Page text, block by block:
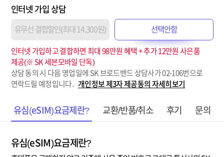
인터넷 가입 상담
유무선 결합할인(최대 14,300원) 선택안함
인터넷 가입하고 결합하면 최대 98만원 혜택 + 추가 12만원 사은품
제공(※ SK 세븐모바일 단독)
상담 동의 시 다음 영업일에 SK 브로드밴드 상담사가 02-106번으로
연락드릴 예정입니다.
개인정보 제3자 제공동의 자세히보기
유심(eSIM)요금제란? 교환/반품/취소 후기 문의
유심(eSIM)요금제란?